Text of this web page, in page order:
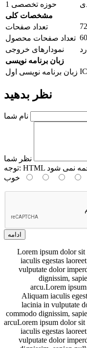
حوزه تخصصی 1
مشخصات کلی
تعداد صفحات
72
تعداد صفحات محصول
نمودارهای خروجی
زبان برنامه نویسی
زبان برنامه نویسی اول
نظر بدهید
نام شما
نظر شما
توجه:
خوب
ادامه
Lorem ipsum dolor sit
iaculis egestas
vulputate dolor
dignissim,
arcu.Lorem
Aliquam iaculis
lacinia in vulputate
commodo dignissim,
arcuLorem ipsum dolor
iaculis egestas
vulputate dolor